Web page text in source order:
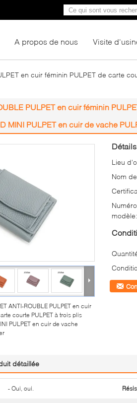
A propos de nous Visite
en cuir féminin PULPET de carte
PULPET en cuir féminin
MINI PULPET en cuir de vache
ANTI-ROUBLE PULPET en cuir
courte PULPET à trois plis
PULPET en cuir de vache
Lieu
Nom
modèle:
détaillée
- Oui, oui.